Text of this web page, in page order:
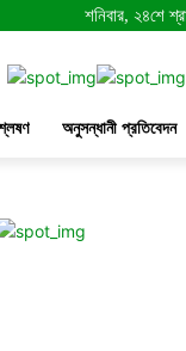
শনিবার, ২৪শে
অনুসন্ধানী প্রতিবেদন